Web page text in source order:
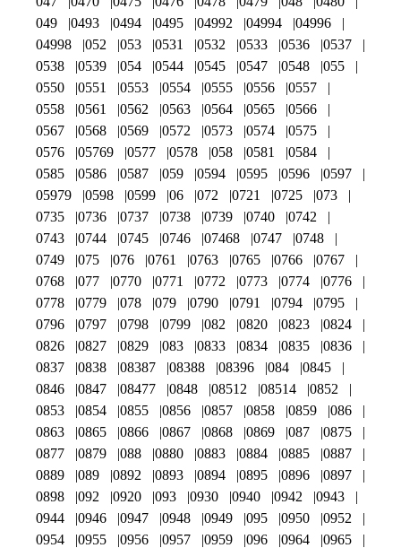
049
0493 0494 0495 04992 04994
04996
04998
052 053 0531 0532 0533 0536
0537
0538
0539 054 0544 0545 0547 0548
055
0550
0551 0553 0554 0555 0556
0557
0558
0561 0562 0563 0564 0565
0566
0567
0568 0569 0572 0573 0574
0575
0576
05769 0577 0578 058 0581
0584
0585
0586 0587 059 0594 0595 0596
0597
05979
0598 0599 06 072 0721 0725
073
0735
0736 0737 0738 0739 0740
0742
0743
0744 0745 0746 07468 0747
0748
0749
075 076 0761 0763 0765 0766
0767
0768
077 0770 0771 0772 0773 0774
0776
0778
0779 078 079 0790 0791 0794
0795
0796
0797 0798 0799 082 0820 0823
0824
0826
0827 0829 083 0833 0834 0835
0836
0837
0838 08387 08388 08396 084
0845
0846
0847 08477 0848 08512 08514
0852
0853
0854 0855 0856 0857 0858 0859
086
0863
0865 0866 0867 0868 0869 087
0875
0877
0879 088 0880 0883 0884 0885
0887
0889
089 0892 0893 0894 0895 0896
0897
0898
092 0920 093 0930 0940 0942
0943
0944
0946 0947 0948 0949 095 0950
0952
0954
0955 0956 0957 0959 096 0964
0965